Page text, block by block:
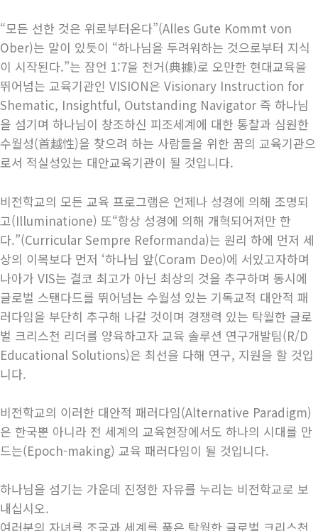
“모든 선한 것은 위로부터온다”(Alles Gute Kommt von
Ober)는 말이 있듯이 “하나님을 두려워하는 것으로부터 지식
이 시작된다.”는 잠언 1:7을 전거(典據)로 오만한 현대교육을
뛰어넘는 교육기관인 VISION은 Visionary Instruction for
Shematic, Insightful, Outstanding Navigator 즉 하나님
을 섬기며 하나님이 창조하신 피조세계에 대한 통찰과 심원한
수월성(首越性)을 찾으려 하는 사람들을 위한 꿈의 교육기관으
로서 적실성있는 대안교육기관이 될 것입니다.
비전학교의 모든 교육 프로그램은 언제나 성경에 의해 조명되
고(Illuminatione) 또“항상 성경에 의해 개혁되어져만 한
다.”(Curricular Sempre Reformanda)는 원리 하에 먼저 세
상의 이목보다 먼저 ‘하나님 앞(Coram Deo)에 서있고자하며
나아가 VIS는 결코 최고가 아닌 최상의 것을 추구하며 동시에
글로벌 스탠다드를 뛰어넘는 수월성 있는 기독교적 대안적 패
러다임을 부단히 추구해 나갈 것이며 경쟁력 있는 탁월한 글로
벌 크리스천 리더를 양육하고자 교육 솔루션 연구개발팀(R/D
Educational Solutions)은 최선을 다해 연구, 지원을 할 것입
니다.
비전학교의 이러한 대안적 패러다임(Alternative Paradigm)
은 한국뿐 아니라 전 세계의 교육현장에서도 하나의 시대를 만
드는(Epoch-making) 교육 패러다임이 될 것입니다.
하나님을 섬기는 가운데 진정한 자유를 누리는 비전학교로 보
내십시오.
여러분의 자녀를 조국과 세계를 품은 탁월한 글로벌 크리스천